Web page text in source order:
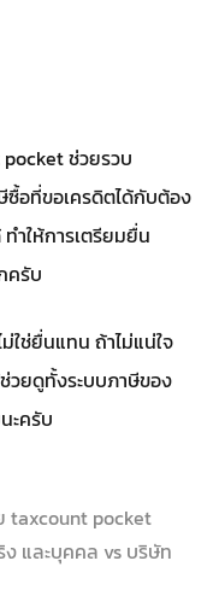
ช่วยรวบ
อที่ขอเครดิตได้กับต้อง
ทำให้การเตรียมยื่น
ครับ
ใช่ยื่นแทน ถ้าไม่แน่ใจ
วยดูทั้งระบบภาษีของ
ะครับ
taxcount pocket
ง และบุคคล vs บริษัท